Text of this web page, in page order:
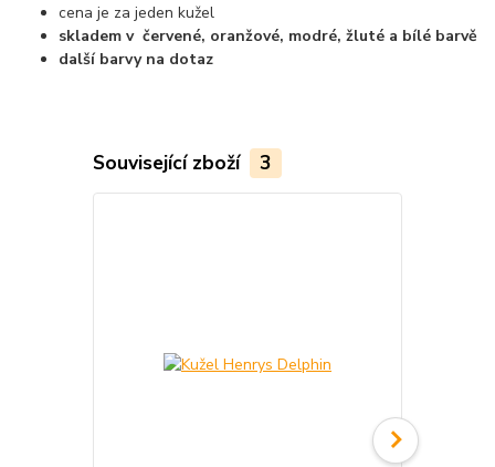
cena je za jeden kužel
skladem v červené, oranžové, modré, žluté a bílé barvě
další barvy na dotaz
Související zboží 3